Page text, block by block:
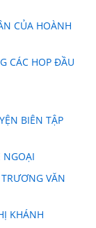
CỦA HOÀNH
CÁC HOP ĐẦU
BIÊN TẬP
NGOẠI
VĂN
KHÁNH